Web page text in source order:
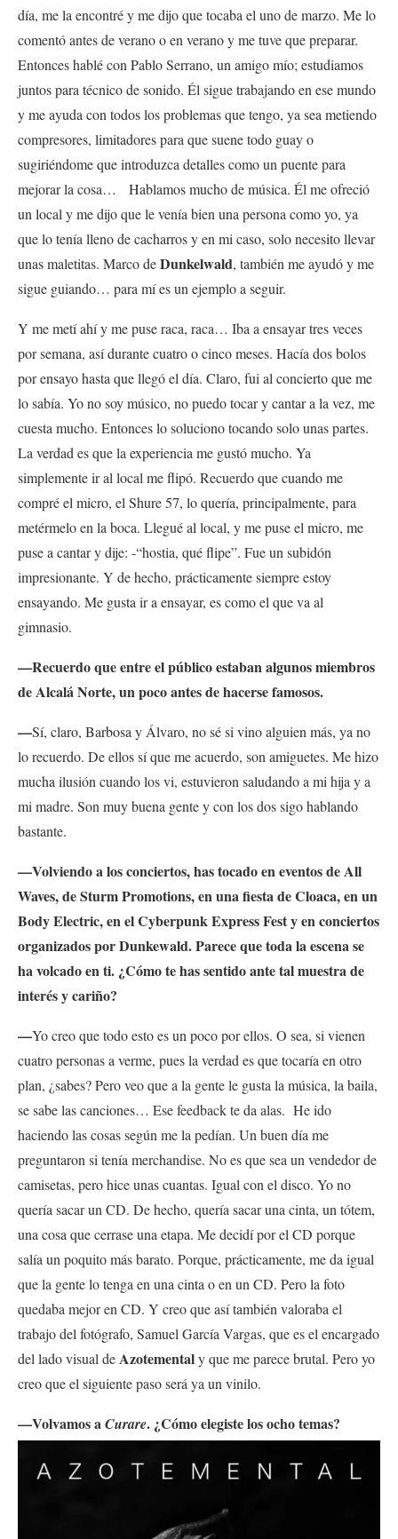
día, me la encontré y me dijo que tocaba el uno de marzo. Me lo
comentó antes de verano o en verano y me tuve que preparar.
Entonces hablé con Pablo Serrano, un amigo mío; estudiamos
juntos para técnico de sonido. Él sigue trabajando en ese mundo
y me ayuda con todos los problemas que tengo, ya sea metiendo
compresores, limitadores para que suene todo guay o
sugiriéndome que introduzca detalles como un puente para
mejorar la cosa… Hablamos mucho de música. Él me ofreció
un local y me dijo que le venía bien una persona como yo, ya
que lo tenía lleno de cacharros y en mi caso, solo necesito llevar
unas maletitas. Marco deDunkelwald, también me ayudó y me
sigue guiando… para mí es un ejemplo a seguir.
Y me metí ahí y me puse raca, raca… Iba a ensayar tres veces
por semana, así durante cuatro o cinco meses. Hacía dos bolos
por ensayo hasta que llegó el día. Claro, fui al concierto que me
lo sabía. Yo no soy músico, no puedo tocar y cantar a la vez, me
cuesta mucho. Entonces lo soluciono tocando solo unas partes.
La verdad es que la experiencia me gustó mucho. Ya
simplemente ir al local me flipó. Recuerdo que cuando me
compré el micro, el Shure 57, lo quería, principalmente, para
metérmelo en la boca. Llegué al local, y me puse el micro, me
puse a cantar y dije: -“hostia, qué flipe”. Fue un subidón
impresionante. Y de hecho, prácticamente siempre estoy
ensayando. Me gusta ir a ensayar, es como el que va al
gimnasio.
—Recuerdo que entre el público estaban algunos miembros
de Alcalá Norte, un poco antes de hacerse famosos.
—Sí, claro, Barbosa y Álvaro, no sé si vino alguien más, ya no
lo recuerdo. De ellos sí que me acuerdo, son amiguetes. Me hizo
mucha ilusión cuando los vi, estuvieron saludando a mi hija y a
mi madre. Son muy buena gente y con los dos sigo hablando
bastante.
—Volviendo a los conciertos, has tocado en eventos de All
Waves, de Sturm Promotions, en una fiesta de Cloaca, en un
Body Electric, en el Cyberpunk Express Fest y en conciertos
organizados por Dunkewald. Parece que toda la escena se
ha volcado en ti. ¿Cómo te has sentido ante tal muestra de
interés y cariño?
—Yo creo que todo esto es un poco por ellos. O sea, si vienen
cuatro personas a verme, pues la verdad es que tocaría en otro
plan, ¿sabes? Pero veo que a la gente le gusta la música, la baila,
se sabe las canciones… Ese feedback te da alas. He ido
haciendo las cosas según me la pedían. Un buen día me
preguntaron si tenía merchandise. No es que sea un vendedor de
camisetas, pero hice unas cuantas. Igual con el disco. Yo no
quería sacar un CD. De hecho, quería sacar una cinta, un tótem,
una cosa que cerrase una etapa. Me decidí por el CD porque
salía un poquito más barato. Porque, prácticamente, me da igual
que la gente lo tenga en una cinta o en un CD. Pero la foto
quedaba mejor en CD. Y creo que así también valoraba el
trabajo del fotógrafo, Samuel García Vargas, que es el encargado
del lado visual deAzotementaly que me parece brutal. Pero yo
creo que el siguiente paso será ya un vinilo.
—Volvamos aCurare. ¿Cómo elegiste los ocho temas?